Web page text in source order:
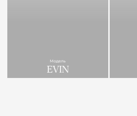
Модель
EVIN